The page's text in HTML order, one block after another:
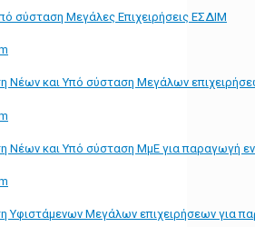
σύσταση Μεγάλες Επιχειρήσεις ΕΣΔΙΜ
Νέων και Υπό σύσταση Μεγάλων
Νέων και Υπό σύσταση ΜμΕ για παραγωγή
Υφιστάμενων Μεγάλων επιχειρήσεων για